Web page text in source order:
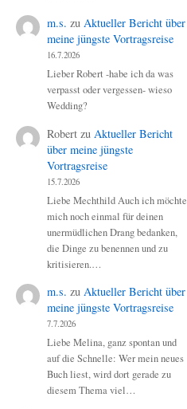
m.s. zu Aktueller Bericht über
meine jüngste Vortragsreise
16.7.2026
Lieber Robert -habe ich da was
verpasst oder vergessen- wieso
Wedding?
Robert zu Aktueller Bericht
über meine jüngste
Vortragsreise
15.7.2026
Liebe Mechthild Auch ich möchte
mich noch einmal für deinen
unermüdlichen Drang bedanken,
die Dinge zu benennen und zu
kritisieren.…
m.s. zu Aktueller Bericht über
meine jüngste Vortragsreise
7.7.2026
Liebe Melina, ganz spontan und
auf die Schnelle: Wer mein neues
Buch liest, wird dort gerade zu
diesem Thema viel…